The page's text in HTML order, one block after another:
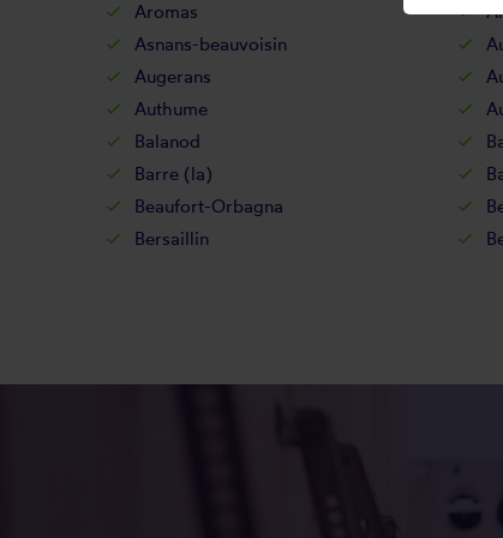
Aromas
Asnans-beauvoisin
Augerans
Authume
Balanod
Barre (la)
Beaufort-Orbagna
Bersaillin